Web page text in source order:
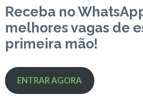
Receba no
melhores vagas de
primeira mão!
ENTRAR AGORA